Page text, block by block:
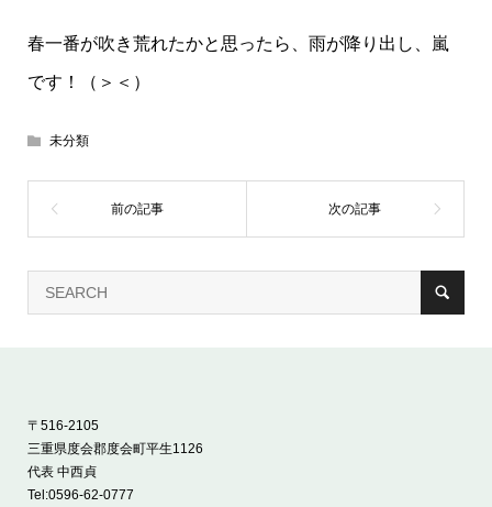
春一番が吹き荒れたかと思ったら、雨が降り出し、嵐
です！（＞＜）
未分類
〒516-2105
三重県度会郡度会町平生1126
代表 中西貞
Tel:0596-62-0777